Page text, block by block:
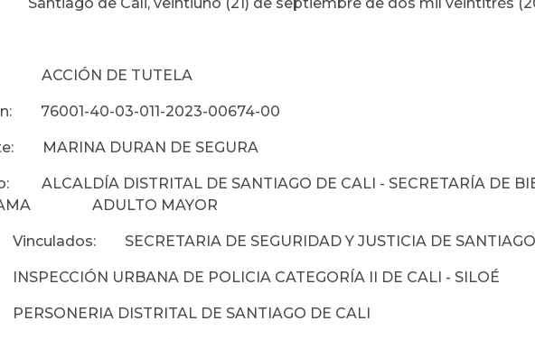
DE TUTELA
76001-40-03-011-2023-00674-00
MARINA DURAN DE SEGURA
ALCALDÍA DISTRITAL DE SANTIAGO DE CALI - SECRETARÍA DE
ADULTO MAYOR
Vinculados: SECRETARIA DE SEGURIDAD Y JUSTICIA DE
INSPECCIÓN URBANA DE POLICIA CATEGORÍA II DE CALI - SILOÉ
PERSONERIA DISTRITAL DE SANTIAGO DE CALI